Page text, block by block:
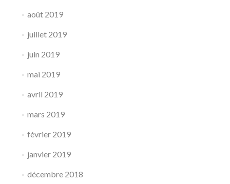
août 2019
juillet 2019
juin 2019
mai 2019
avril 2019
mars 2019
février 2019
janvier 2019
décembre 2018